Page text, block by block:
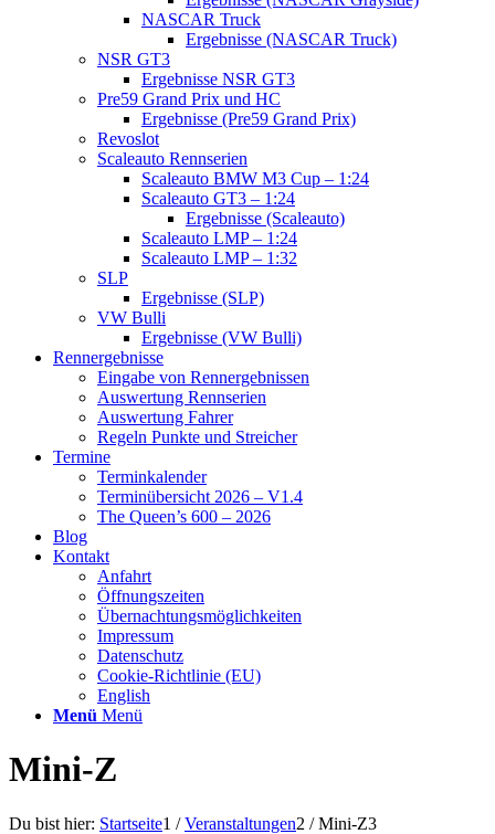
NASCAR Truck
Ergebnisse (NASCAR Truck)
NSR GT3
Ergebnisse NSR GT3
Pre59 Grand Prix und HC
Ergebnisse (Pre59 Grand Prix)
Revoslot
Scaleauto Rennserien
Scaleauto BMW M3 Cup – 1:24
Scaleauto GT3 – 1:24
Ergebnisse (Scaleauto)
Scaleauto LMP – 1:24
Scaleauto LMP – 1:32
SLP
Ergebnisse (SLP)
VW Bulli
Ergebnisse (VW Bulli)
Rennergebnisse
Eingabe von Rennergebnissen
Auswertung Rennserien
Auswertung Fahrer
Regeln Punkte und Streicher
Termine
Terminkalender
Terminübersicht 2026 – V1.4
The Queen’s 600 – 2026
Blog
Kontakt
Anfahrt
Öffnungszeiten
Übernachtungsmöglichkeiten
Impressum
Datenschutz
Cookie-Richtlinie (EU)
English
Menü Menü
Mini-Z
Du bist hier: Startseite1 / Veranstaltungen2 / Mini-Z3